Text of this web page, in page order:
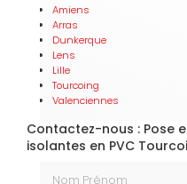
Amiens
Arras
Dunkerque
Lens
Lille
Tourcoing
Valenciennes
Contactez-nous : Pose
isolantes en PVC